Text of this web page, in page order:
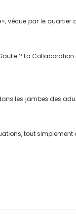
vécue par le quartier
? La Collaboration
les jambes des
tout simplement